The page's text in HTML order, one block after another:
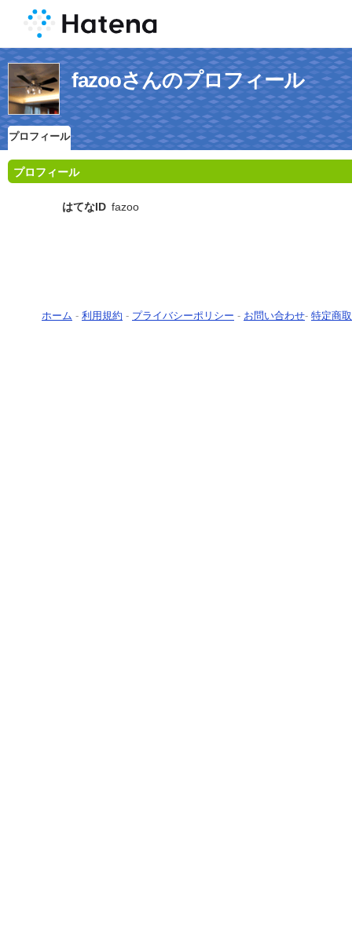
fazooさんのプロフィール
プロフィール
プロフィール
はてなID fazoo
ホーム - 利用規約 - プライバシーポリシー - お問い合わせ- 特定商